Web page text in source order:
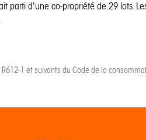
parti d'une co-propriété de 29 lots.
1 et suivants du Code de la